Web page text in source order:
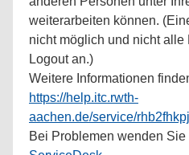
weiterarbeiten können.
nicht möglich und nicht alle
Logout an.)
Weitere Informationen
https://help.itc.rwth-
aachen.de/service/
Bei Problemen wenden